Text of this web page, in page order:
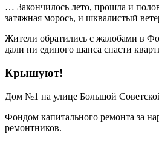
… Закончилось лето, прошла и
затяжная морось, и шквалистый
Жители обратились с жалобами в
дали ни единого шанса спасти
Крышуют!
Дом №1 на улице Большой Советской
Фондом капитального ремонта за
ремонтников.